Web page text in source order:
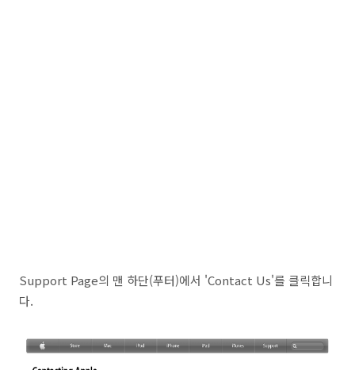
Support Page의 맨 하단(푸터)에서 'Contact Us'를 클릭합니
다.